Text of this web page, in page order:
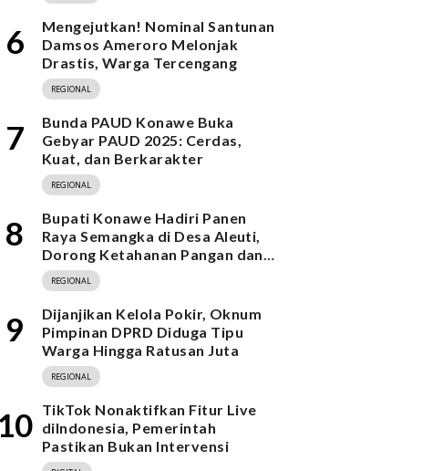
6
Mengejutkan! Nominal Santunan
Damsos Ameroro Melonjak
Drastis, Warga Tercengang
REGIONAL
7
Bunda PAUD Konawe Buka
Gebyar PAUD 2025: Cerdas,
Kuat, dan Berkarakter
REGIONAL
8
Bupati Konawe Hadiri Panen
Raya Semangka di Desa Aleuti,
Dorong Ketahanan Pangan dan
Program MBG
REGIONAL
9
Dijanjikan Kelola Pokir, Oknum
Pimpinan DPRD Diduga Tipu
Warga Hingga Ratusan Juta
REGIONAL
10 TikTok Nonaktifkan Fitur Live
diIndonesia, Pemerintah
Pastikan Bukan Intervensi